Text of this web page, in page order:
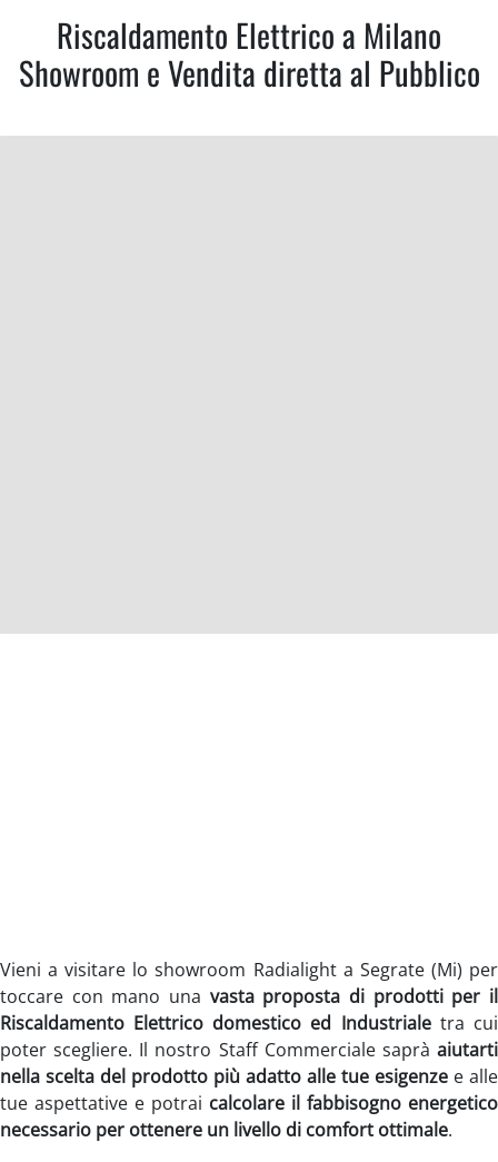
Riscaldamento Elettrico a Milano
Showroom e Vendita diretta al Pubblico
Vieni a visitare lo showroom Radialight a Segrate (Mi) per
toccare con mano una vasta proposta di prodotti per il
Riscaldamento Elettrico domestico ed Industrialetra cui
poter scegliere. Il nostro Staff Commerciale saprà aiutarti
nella scelta del prodotto più adatto alle tue esigenze e alle
tue aspettative e potrai calcolare il fabbisogno energetico
necessario per ottenere un livello di comfort ottimale.